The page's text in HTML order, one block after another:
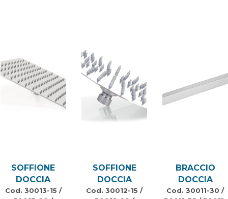
SOFFIONE
DOCCIA
Cod. 30013-15 /
SOFFIONE
DOCCIA
Cod. 30012-15 /
BRACCIO
DOCCIA
Cod. 30011-30 /